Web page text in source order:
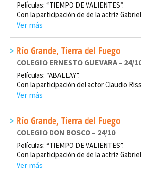
Películas: “TIEMPO DE VALIENTES”.
Con la participación de de la actriz
Ver más
Río Grande, Tierra del Fuego
COLEGIO ERNESTO GUEVARA – 24/
Películas: “ABALLAY”.
Con la participación del actor Claudio
Ver más
Río Grande, Tierra del Fuego
COLEGIO DON BOSCO – 24/10
Películas: “TIEMPO DE VALIENTES”.
Con la participación de de la actriz
Ver más